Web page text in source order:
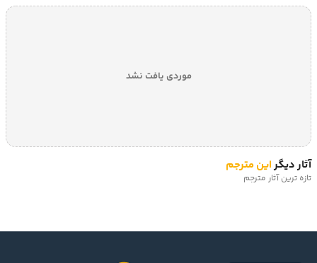
موردی یافت نشد
آثار دیگراین مترجم
تازه ترین آثار مترجم